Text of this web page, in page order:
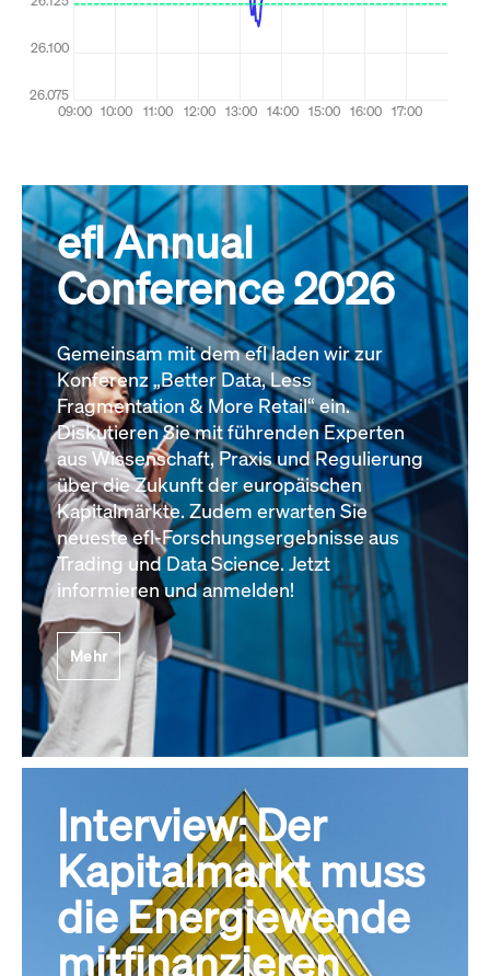
efl Annual
Conference 2026
Gemeinsam mit dem efl laden wir zur
Konferenz „Better Data, Less
Fragmentation & More Retail“ ein.
Diskutieren Sie mit führenden Experten
aus Wissenschaft, Praxis und Regulierung
über die Zukunft der europäischen
Kapitalmärkte. Zudem erwarten Sie
neueste efl-Forschungsergebnisse aus
Trading und Data Science. Jetzt
informieren und anmelden!
Mehr
Interview: Der
Kapitalmarkt muss
die Energiewende
mitfinanzieren